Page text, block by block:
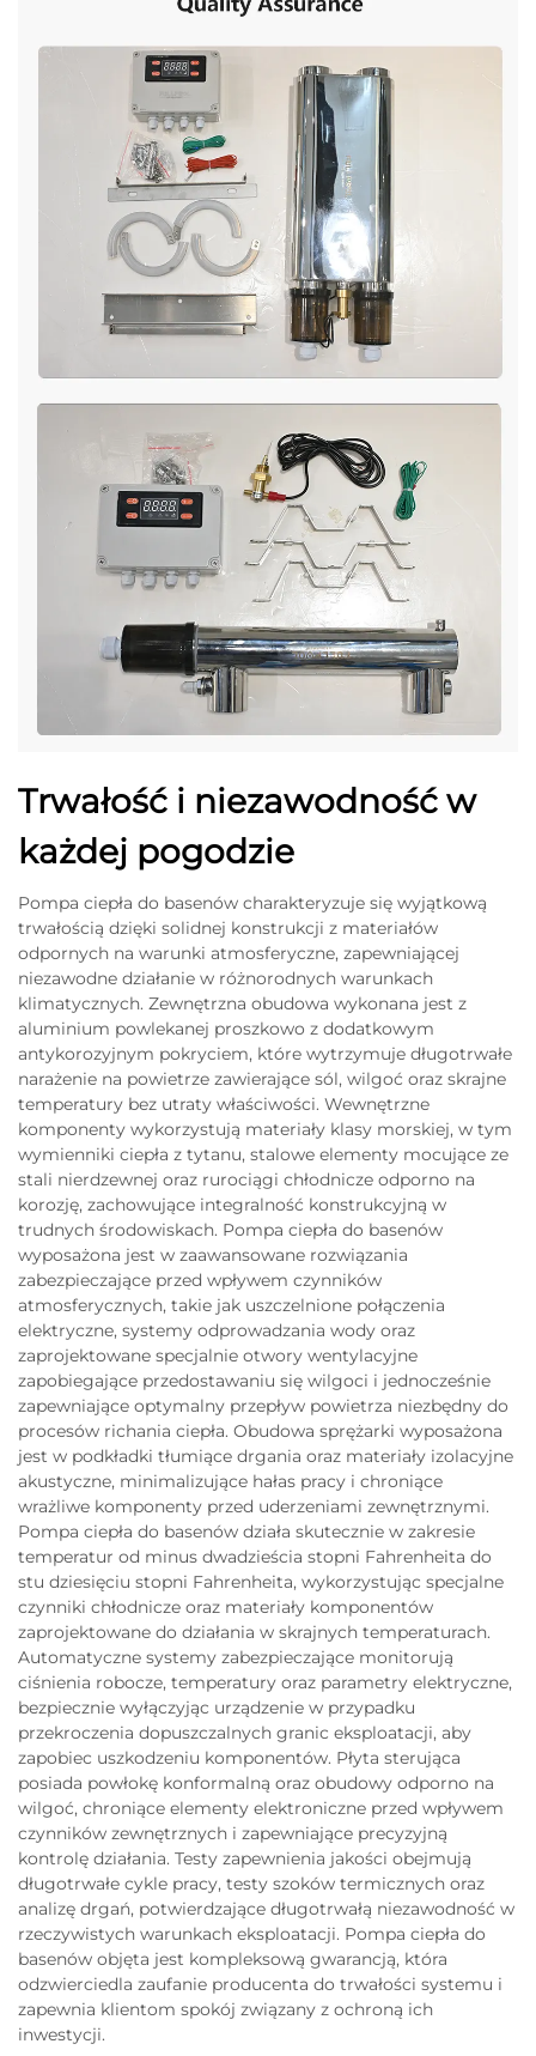
Trwałość i niezawodność w
każdej pogodzie
Pompa ciepła do basenów charakteryzuje się wyjątkową
trwałością dzięki solidnej konstrukcji z materiałów
odpornych na warunki atmosferyczne, zapewniającej
niezawodne działanie w różnorodnych warunkach
klimatycznych. Zewnętrzna obudowa wykonana jest z
aluminium powlekanej proszkowo z dodatkowym
antykorozyjnym pokryciem, które wytrzymuje długotrwałe
narażenie na powietrze zawierające sól, wilgoć oraz skrajne
temperatury bez utraty właściwości. Wewnętrzne
komponenty wykorzystują materiały klasy morskiej, w tym
wymienniki ciepła z tytanu, stalowe elementy mocujące ze
stali nierdzewnej oraz rurociągi chłodnicze odporno na
korozję, zachowujące integralność konstrukcyjną w
trudnych środowiskach. Pompa ciepła do basenów
wyposażona jest w zaawansowane rozwiązania
zabezpieczające przed wpływem czynników
atmosferycznych, takie jak uszczelnione połączenia
elektryczne, systemy odprowadzania wody oraz
zaprojektowane specjalnie otwory wentylacyjne
zapobiegające przedostawaniu się wilgoci i jednocześnie
zapewniające optymalny przepływ powietrza niezbędny do
procesów richania ciepła. Obudowa sprężarki wyposażona
jest w podkładki tłumiące drgania oraz materiały izolacyjne
akustyczne, minimalizujące hałas pracy i chroniące
wrażliwe komponenty przed uderzeniami zewnętrznymi.
Pompa ciepła do basenów działa skutecznie w zakresie
temperatur od minus dwadzieścia stopni Fahrenheita do
stu dziesięciu stopni Fahrenheita, wykorzystując specjalne
czynniki chłodnicze oraz materiały komponentów
zaprojektowane do działania w skrajnych temperaturach.
Automatyczne systemy zabezpieczające monitorują
ciśnienia robocze, temperatury oraz parametry elektryczne,
bezpiecznie wyłączyjąc urządzenie w przypadku
przekroczenia dopuszczalnych granic eksploatacji, aby
zapobiec uszkodzeniu komponentów. Płyta sterująca
posiada powłokę konformalną oraz obudowy odporno na
wilgoć, chroniące elementy elektroniczne przed wpływem
czynników zewnętrznych i zapewniające precyzyjną
kontrolę działania. Testy zapewnienia jakości obejmują
długotrwałe cykle pracy, testy szoków termicznych oraz
analizę drgań, potwierdzające długotrwałą niezawodność w
rzeczywistych warunkach eksploatacji. Pompa ciepła do
basenów objęta jest kompleksową gwarancją, która
odzwierciedla zaufanie producenta do trwałości systemu i
zapewnia klientom spokój związany z ochroną ich
inwestycji.